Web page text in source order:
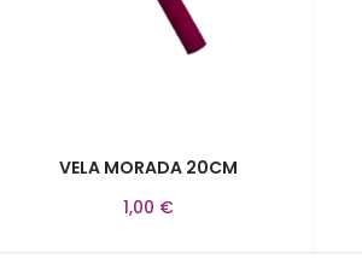
VELA MORADA 20CM
1,00 €